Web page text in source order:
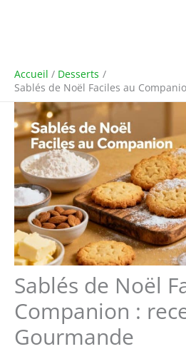
Accueil
Desserts
Sablés de Noël Faciles au
Sablés de Noël
Companion :
Gourmande